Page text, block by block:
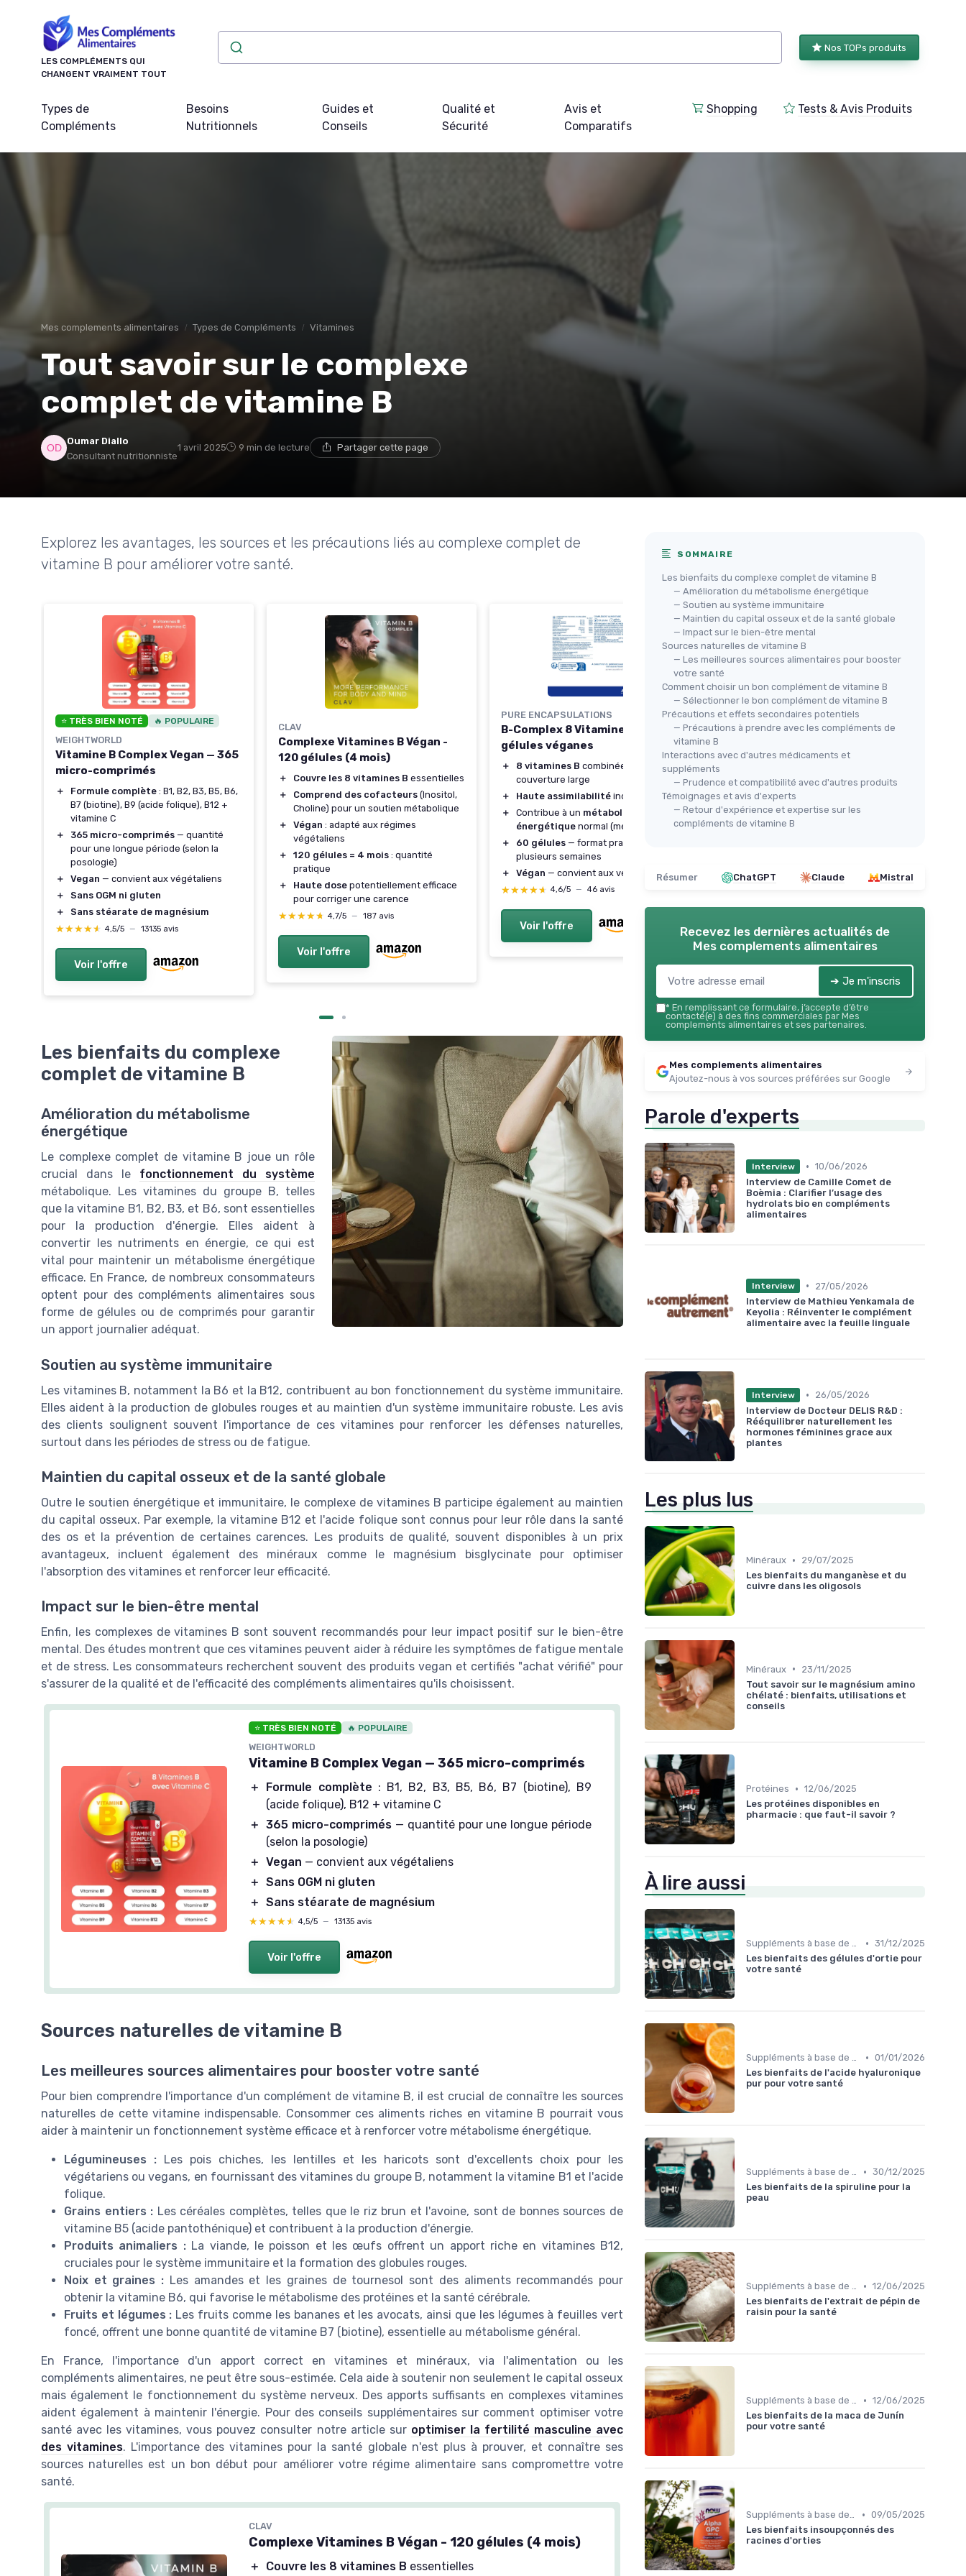
LES COMPLÉMENTS QUI
CHANGENT VRAIMENT TOUT
Nos TOPs produits
Types de
Compléments
Besoins
Nutritionnels
Guides et
Conseils
Qualité et
Sécurité
Avis et
Comparatifs
Shopping Tests & Avis Produits
Mes complements alimentaires Types de Compléments Vitamines
Tout savoir sur le complexe
complet de vitamine B
Oumar Diallo
Consultant nutritionniste
1 avril 2025 9 min de lecture Partager cette page
Explorez les avantages, les sources et les précautions liés au complexe complet de
vitamine B pour améliorer votre santé.
⭐ TRÈS BIEN NOTÉ 🔥 POPULAIRE
WEIGHTWORLD
Vitamine B Complex Vegan — 365
micro-comprimés
＋ Formule complète : B1, B2, B3, B5, B6,
B7 (biotine), B9 (acide folique), B12 +
vitamine C
＋
365 micro-comprimés — quantité
pour une longue période (selon la
posologie)
＋
Vegan — convient aux végétaliens
＋
Sans OGM ni gluten
＋
Sans stéarate de magnésium
★★★★★
★★★★★ 4,5/5 — 13135 avis
Voir l'offre
CLAV
Complexe Vitamines B Végan -
120 gélules (4 mois)
＋ Couvre les 8 vitamines B essentielles
＋
Comprend des cofacteurs (Inositol,
Choline) pour un soutien métabolique
＋
Végan : adapté aux régimes
végétaliens
＋
120 gélules = 4 mois : quantité
pratique
＋
Haute dose potentiellement efficace
pour corriger une carence
★★★★★
★★★★★ 4,7/5 — 187 avis
Voir l'offre
PURE ENCAPSULATIONS
B-Complex 8 Vitamines B — 60
gélules véganes
＋ 8 vitamines B combinées pour une
couverture large
＋
Haute assimilabilité indiquée
＋
Contribue à un métabolisme
énergétique normal (mention claire)
＋
60 gélules — format pratique pour
plusieurs semaines
＋
Végan — convient aux végétaliens
★★★★★
★★★★★ 4,6/5 — 46 avis
Voir l'offre
LONGLIFE
B Complex 50 - Complexe
vitamines B
11 vitamines du groupe B
formule complète
continu
＋
Haute dosevisant une efficacité
renforcée
＋ Favorise la vitalité
Les bienfaits du complexe
complet de vitamine B
Amélioration du métabolisme
énergétique
Le complexe complet de vitamine B joue un rôle
crucial dans le fonctionnement du système
métabolique. Les vitamines du groupe B, telles
que la vitamine B1, B2, B3, et B6, sont essentielles
pour la production d'énergie. Elles aident à
convertir les nutriments en énergie, ce qui est
vital pour maintenir un métabolisme énergétique
efficace. En France, de nombreux consommateurs
optent pour des compléments alimentaires sous
forme de gélules ou de comprimés pour garantir
un apport journalier adéquat.
Soutien au système immunitaire
Les vitamines B, notamment la B6 et la B12, contribuent au bon fonctionnement du système immunitaire.
Elles aident à la production de globules rouges et au maintien d'un système immunitaire robuste. Les avis
des clients soulignent souvent l'importance de ces vitamines pour renforcer les défenses naturelles,
surtout dans les périodes de stress ou de fatigue.
Maintien du capital osseux et de la santé globale
Outre le soutien énergétique et immunitaire, le complexe de vitamines B participe également au maintien
du capital osseux. Par exemple, la vitamine B12 et l'acide folique sont connus pour leur rôle dans la santé
des os et la prévention de certaines carences. Les produits de qualité, souvent disponibles à un prix
avantageux, incluent également des minéraux comme le magnésium bisglycinate pour optimiser
l'absorption des vitamines et renforcer leur efficacité.
Impact sur le bien-être mental
Enfin, les complexes de vitamines B sont souvent recommandés pour leur impact positif sur le bien-être
mental. Des études montrent que ces vitamines peuvent aider à réduire les symptômes de fatigue mentale
et de stress. Les consommateurs recherchent souvent des produits vegan et certifiés "achat vérifié" pour
s'assurer de la qualité et de l'efficacité des compléments alimentaires qu'ils choisissent.
⭐ TRÈS BIEN NOTÉ 🔥 POPULAIRE
WEIGHTWORLD
Vitamine B Complex Vegan — 365 micro-comprimés
＋ Formule complète : B1, B2, B3, B5, B6, B7 (biotine), B9
(acide folique), B12 + vitamine C
＋ 365 micro-comprimés — quantité pour une longue période
(selon la posologie)
＋ Vegan — convient aux végétaliens
＋ Sans OGM ni gluten
＋ Sans stéarate de magnésium
★★★★★
★★★★★ 4,5/5 — 13135 avis
Voir l'offre
Sources naturelles de vitamine B
Les meilleures sources alimentaires pour booster votre santé
Pour bien comprendre l'importance d'un complément de vitamine B, il est crucial de connaître les sources
naturelles de cette vitamine indispensable. Consommer ces aliments riches en vitamine B pourrait vous
aider à maintenir un fonctionnement système efficace et à renforcer votre métabolisme énergétique.
Légumineuses :
Les pois chiches, les lentilles et les haricots sont d'excellents choix pour les
végétariens ou vegans, en fournissant des vitamines du groupe B, notamment la vitamine B1 et l'acide
folique.
Grains entiers : Les céréales complètes, telles que le riz brun et l'avoine, sont de bonnes sources de
vitamine B5 (acide pantothénique) et contribuent à la production d'énergie.
Produits animaliers : La viande, le poisson et les œufs offrent un apport riche en vitamines B12,
cruciales pour le système immunitaire et la formation des globules rouges.
Noix et graines : Les amandes et les graines de tournesol sont des aliments recommandés pour
obtenir la vitamine B6, qui favorise le métabolisme des protéines et la santé cérébrale.
Fruits et légumes : Les fruits comme les bananes et les avocats, ainsi que les légumes à feuilles vert
foncé, offrent une bonne quantité de vitamine B7 (biotine), essentielle au métabolisme général.
En France, l'importance d'un apport correct en vitamines et minéraux, via l'alimentation ou les
compléments alimentaires, ne peut être sous-estimée. Cela aide à soutenir non seulement le capital osseux
mais également le fonctionnement du système nerveux. Des apports suffisants en complexes vitamines
aident également à maintenir l'énergie. Pour des conseils supplémentaires sur comment optimiser votre
santé avec les vitamines, vous pouvez consulter notre article sur optimiser la fertilité masculine avec
des vitamines. L'importance des vitamines pour la santé globale n'est plus à prouver, et connaître ses
sources naturelles est un bon début pour améliorer votre régime alimentaire sans compromettre votre
santé.
CLAV
Complexe Vitamines B Végan - 120 gélules (4 mois)
＋ Couvre les 8 vitamines B essentielles
SOMMAIRE
Les bienfaits du complexe complet de vitamine B
— Amélioration du métabolisme énergétique
— Soutien au système immunitaire
— Maintien du capital osseux et de la santé globale
— Impact sur le bien-être mental
Sources naturelles de vitamine B
— Les meilleures sources alimentaires pour booster
votre santé
Comment choisir un bon complément de vitamine B
— Sélectionner le bon complément de vitamine B
Précautions et effets secondaires potentiels
— Précautions à prendre avec les compléments de
vitamine B
Interactions avec d'autres médicaments et
suppléments
— Prudence et compatibilité avec d'autres produits
Témoignages et avis d'experts
— Retour d'expérience et expertise sur les
compléments de vitamine B
Résumer ChatGPT Claude Mistral
Recevez les dernières actualités de
Mes complements alimentaires
➔ Je m'inscris
* En remplissant ce formulaire, j’accepte d’être
contacté(e) à des fins commerciales par Mes
complements alimentaires et ses partenaires.
Mes complements alimentaires
Ajoutez-nous à vos sources préférées sur Google
Parole d'experts
Interview • 10/06/2026
Interview de Camille Comet de
Boèmia : Clarifier l’usage des
hydrolats bio en compléments
alimentaires
Interview •
27/05/2026
Interview de Mathieu Yenkamala de
Keyolia : Réinventer le complément
alimentaire avec la feuille linguale
Interview •
26/05/2026
Interview de Docteur DELIS R&D :
Rééquilibrer naturellement les
hormones féminines grace aux
plantes
Les plus lus
Minéraux •
29/07/2025
Les bienfaits du manganèse et du
cuivre dans les oligosols
Minéraux •
23/11/2025
Tout savoir sur le magnésium amino
chélaté : bienfaits, utilisations et
conseils
Protéines • 12/06/2025
Les protéines disponibles en
pharmacie : que faut-il savoir ?
À lire aussi
Suppléments à base de plantes • 31/12/2025
Les bienfaits des gélules d'ortie pour
votre santé
Suppléments à base de plantes • 01/01/2026
Les bienfaits de l'acide hyaluronique
pur pour votre santé
Suppléments à base de plantes • 30/12/2025
Les bienfaits de la spiruline pour la
peau
Suppléments à base de plantes • 12/06/2025
Les bienfaits de l'extrait de pépin de
raisin pour la santé
Suppléments à base de plantes • 12/06/2025
Les bienfaits de la maca de Junín
pour votre santé
Suppléments à base de plantes • 09/05/2025
Les bienfaits insoupçonnés des
racines d'orties